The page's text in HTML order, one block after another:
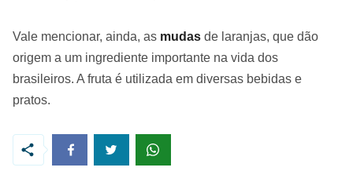
Vale mencionar, ainda, as mudas de laranjas, que dão
origem a um ingrediente importante na vida dos
brasileiros. A fruta é utilizada em diversas bebidas e
pratos.